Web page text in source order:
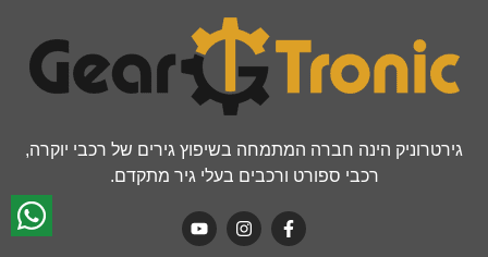
גירטרוניק הינה חברה המתמחה בשיפוץ גירים של רכבי יוקרה,
רכבי ספורט ורכבים בעלי גיר מתקדם.